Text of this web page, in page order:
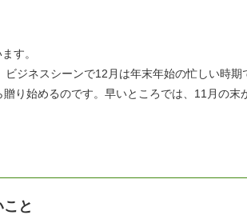
す。
ジネスシーンで12月は年末年始の忙しい時期
り始めるのです。早いところでは、11月の末
と